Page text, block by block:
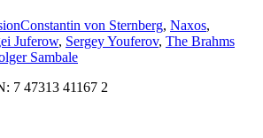
Constantin von Sternberg, Naxos,
Juferow, Sergey Youferov, The Brahms
Sambale
7 47313 41167 2